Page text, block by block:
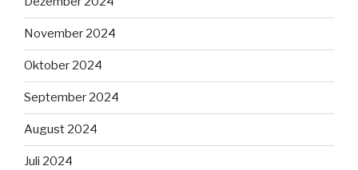
November 2024
Oktober 2024
September 2024
August 2024
Juli 2024